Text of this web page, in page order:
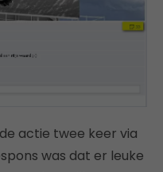
actie twee keer via
was dat er leuke